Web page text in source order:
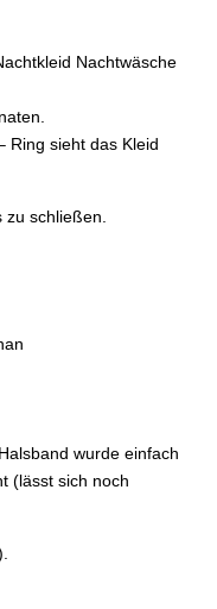
Nachtwäsche
Ring sieht das Kleid
schließen.
wurde einfach
(lässt sich noch